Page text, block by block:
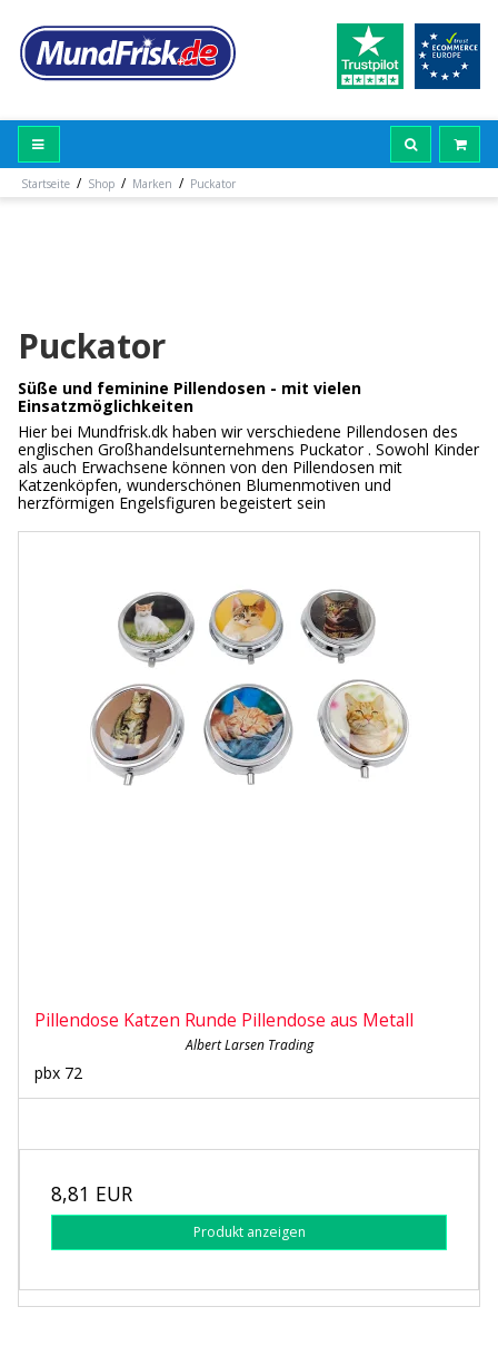
Startseite / Shop / Marken / Puckator
Puckator
Süße und feminine Pillendosen - mit vielen
Einsatzmöglichkeiten
Hier bei Mundfrisk.dk haben wir verschiedene Pillendosen des
englischen Großhandelsunternehmens Puckator . Sowohl Kinder
als auch Erwachsene können von den Pillendosen mit
Katzenköpfen, wunderschönen Blumenmotiven und
herzförmigen Engelsfiguren begeistert sein
Pillendose Katzen Runde Pillendose aus Metall
Albert Larsen Trading
pbx 72
8,81 EUR
Produkt anzeigen